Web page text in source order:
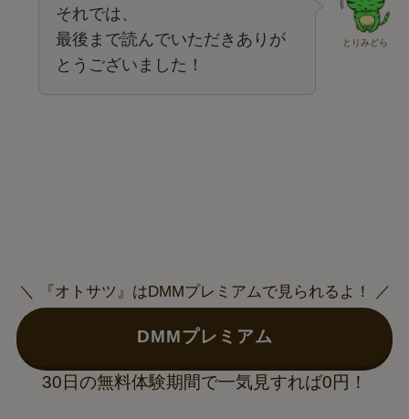
とりみどら
それでは、
最後まで読んでいただきありが
とうございました！
＼ 『オトサツ』はDMMプレミアムで見られるよ！ ／
DMMプレミアム
30日の無料体験期間で一気見すれば0円！